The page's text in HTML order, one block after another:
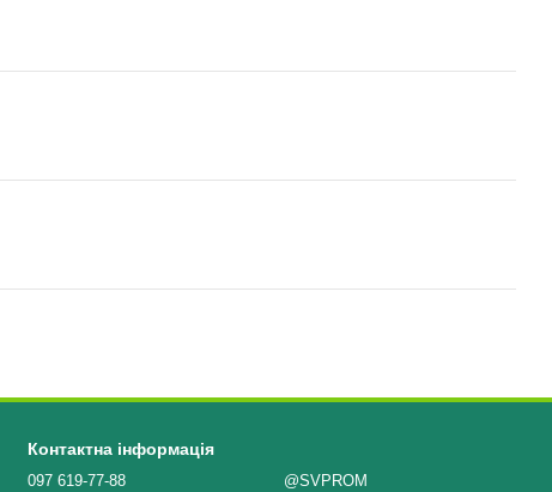
Контактна інформація
097 619-77-88 @SVPROM